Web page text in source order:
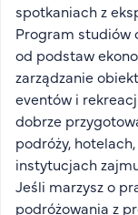
Wirtualny Pokój Studenta
spotkaniach z
Program studiów
od podstaw
zarządzanie
eventów i
dobrze
podróży,
instytucjach
Jeśli marzysz o
podróżowania z